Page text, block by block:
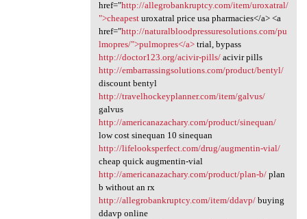
href="http://allegrobankruptcy.com/item/uroxatral/
">cheapesturoxatral price usa pharmacies</a> <a
href="http://naturalbloodpressuresolutions.com/pu
lmopres/">pulmopres</a>trial, bypass
http://doctor123.org/acivir-pills/acivir pills
http://embarrassingsolutions.com/product/bentyl/
discount bentyl
http://travelhockeyplanner.com/item/galvus/
galvus
http://americanazachary.com/product/sinequan/
low cost sinequan 10 sinequan
http://lifelooksperfect.com/drug/augmentin-vial/
cheap quick augmentin-vial
http://americanazachary.com/product/plan-b/plan
b without an rx
http://allegrobankruptcy.com/item/ddavp/buying
ddavp online